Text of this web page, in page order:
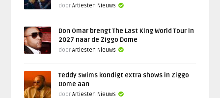
doorArtiesten Nieuws
Don Omar brengt The Last King World Tour in
2027 naar de Ziggo Dome
doorArtiesten Nieuws
Teddy Swims kondigt extra shows in Ziggo
Dome aan
doorArtiesten Nieuws